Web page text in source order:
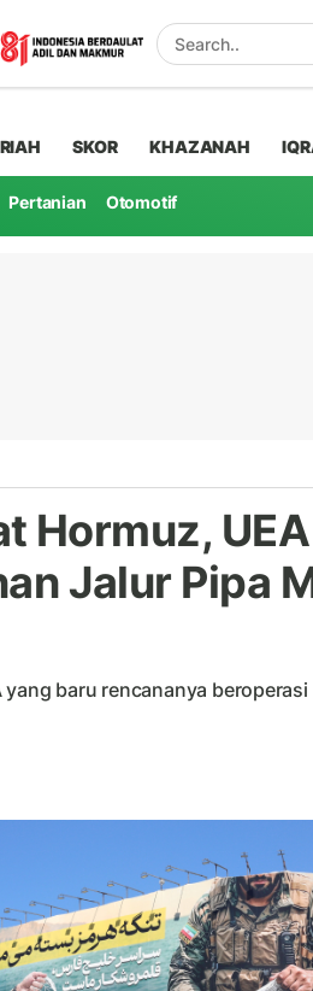
SKOR KHAZANAH
Pertanian Otomotif
Hormuz,
Jalur Pipa
yang baru rencananya beroperasi